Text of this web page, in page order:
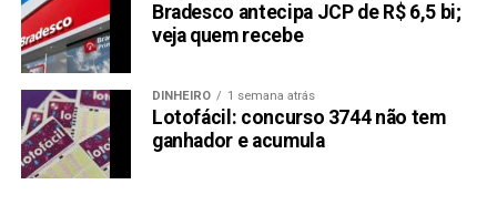
Bradesco antecipa JCP de R$ 6,5 bi;
veja quem recebe
DINHEIRO 1 semana atrás
Lotofácil: concurso 3744 não tem
ganhador e acumula